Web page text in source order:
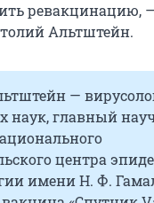
ревакцинацию,
Альтштейн.
—
наук, главный
центра
имени Н. Ф.